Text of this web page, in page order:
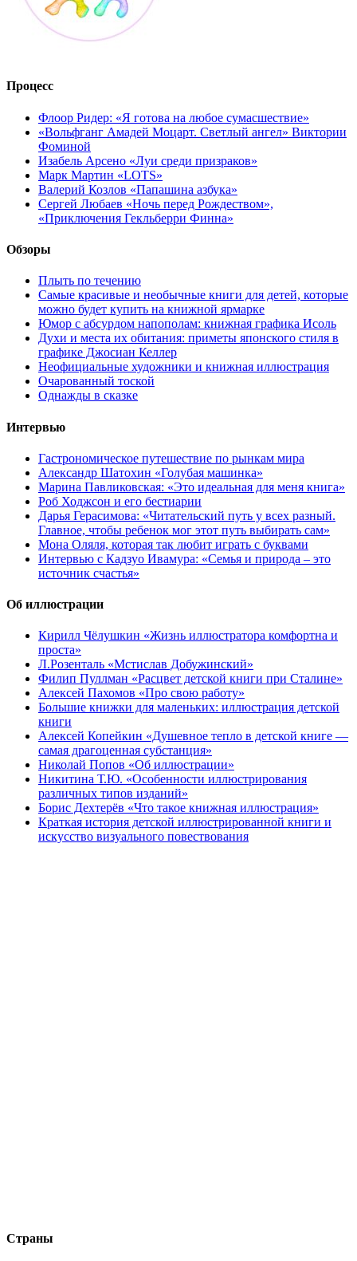
Процесс
Флоор Ридер: «Я готова на любое сумасшествие»
«Вольфганг Амадей Моцарт. Светлый ангел» Виктории
Фоминой
Изабель Арсено «Луи среди призраков»
Марк Мартин «LOTS»
Валерий Козлов «Папашина азбука»
Сергей Любаев «Ночь перед Рождеством»,
«Приключения Гекльберри Финна»
Обзоры
Плыть по течению
Самые красивые и необычные книги для детей, которые
можно будет купить на книжной ярмарке
Юмор с абсурдом напополам: книжная графика Исоль
Духи и места их обитания: приметы японского стиля в
графике Джосиан Келлер
Неофициальные художники и книжная иллюстрация
Очарованный тоской
Однажды в сказке
Интервью
Гастрономическое путешествие по рынкам мира
Александр Шатохин «Голубая машинка»
Марина Павликовская: «Это идеальная для меня книга»
Роб Ходжсон и его бестиарии
Дарья Герасимова: «Читательский путь у всех разный.
Главное, чтобы ребенок мог этот путь выбирать сам»
Мона Оляля, которая так любит играть с буквами
Интервью с Кадзуо Ивамура: «Семья и природа – это
источник счастья»
Об иллюстрации
Кирилл Чёлушкин «Жизнь иллюстратора комфортна и
проста»
Л.Розенталь «Мстислав Добужинский»
Филип Пуллман «Расцвет детской книги при Сталине»
Алексей Пахомов «Про свою работу»
Большие книжки для маленьких: иллюстрация детской
книги
Алексей Копейкин «Душевное тепло в детской книге —
самая драгоценная субстанция»
Николай Попов «Об иллюстрации»
Никитина Т.Ю. «Особенности иллюстрирования
различных типов изданий»
Борис Дехтерёв «Что такое книжная иллюстрация»
Краткая история детской иллюстрированной книги и
искусство визуального повествования
Страны